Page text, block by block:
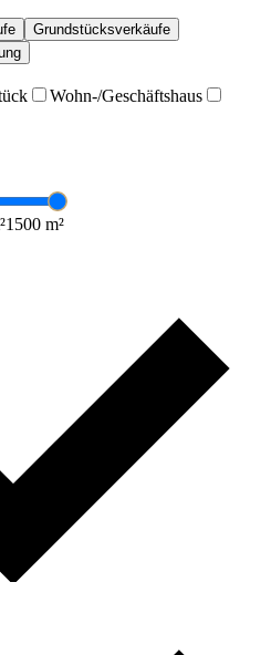
Grundstücksverkäufe
Wohn-/Geschäftshaus
1500 m²